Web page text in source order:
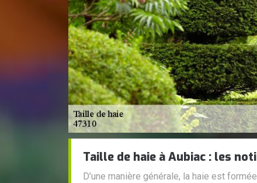
Taille de haie à Aubiac : les
D’une manière générale, la haie est